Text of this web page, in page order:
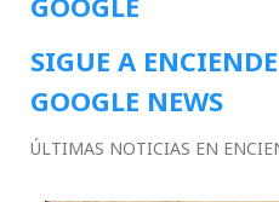
SIGUE A
GOOGLE NEWS
ÚLTIMAS NOTICIAS EN